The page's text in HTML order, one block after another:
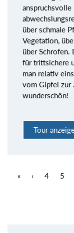
anspruchsvolle
über schmale
Vegetation,
über Schrofen.
für trittsichere
man relativ
vom Gipfel zur
wunderschön!
Tour
« ‹ 4 5